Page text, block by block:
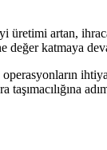
artan,
katmaya